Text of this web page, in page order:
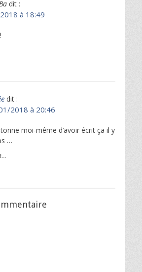
dit :
à 18:49
dit :
2018 à 20:46
moi-même d’avoir écrit ça il y
…